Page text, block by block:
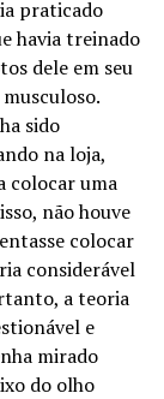
praticado
havia treinado
dele em seu
sido
na loja,
colocar uma
não houve
colocar
considerável
a teoria
e
mirado
do olho